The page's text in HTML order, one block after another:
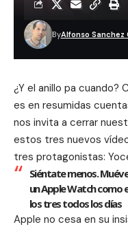
ByAlfonso Sanchez
¿Y el anillo pa cuando?
es en resumidas
nos invita a cerrar
estos tres nuevos
tres protagonistas:
Siéntate menos.
un Apple Watch como
los tres todos los días
Apple no cesa en su